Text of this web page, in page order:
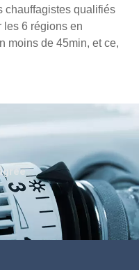
chauffagistes qualifiés
les 6 régions en
moins de 45min, et ce,